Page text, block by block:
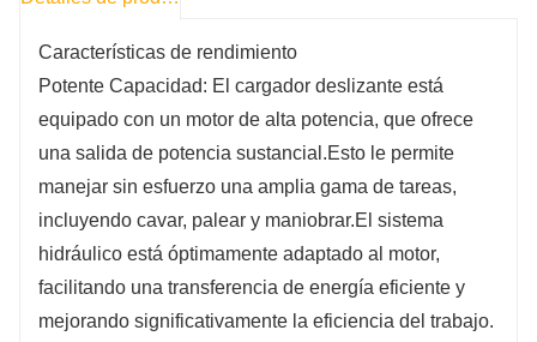
Características de rendimiento
Potente Capacidad: El cargador deslizante está
equipado con un motor de alta potencia, que ofrece
una salida de potencia sustancial.Esto le permite
manejar sin esfuerzo una amplia gama de tareas,
incluyendo cavar, palear y maniobrar.El sistema
hidráulico está óptimamente adaptado al motor,
facilitando una transferencia de energía eficiente y
mejorando significativamente la eficiencia del trabajo.